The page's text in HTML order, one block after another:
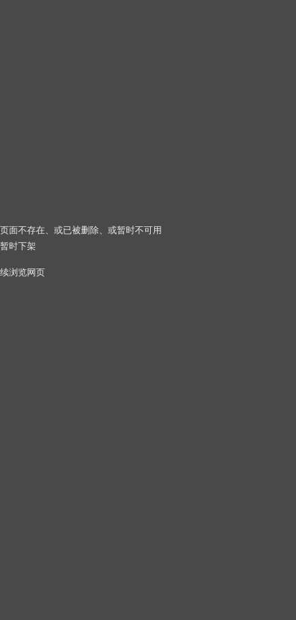
面不存在、或已被删除、或暂时不可用
时下架
浏览网页